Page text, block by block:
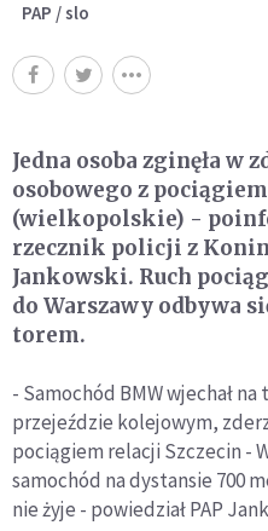
PAP / slo
Jedna osoba zginęła w
osobowego z
(wielkopolskie) -
rzecznik policji z
Jankowski. Ruch
do Warszawy odbywa
torem.
- Samochód BMW wjechał
przejeździe kolejowym,
pociągiem relacji Szczecin -
samochód na dystansie 700
nie żyje - powiedział PAP